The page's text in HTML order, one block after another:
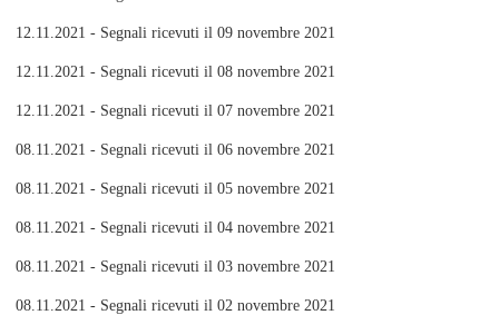
12.11.2021 - Segnali ricevuti il 09 novembre 2021
12.11.2021 - Segnali ricevuti il 08 novembre 2021
12.11.2021 - Segnali ricevuti il 07 novembre 2021
08.11.2021 - Segnali ricevuti il 06 novembre 2021
08.11.2021 - Segnali ricevuti il 05 novembre 2021
08.11.2021 - Segnali ricevuti il 04 novembre 2021
08.11.2021 - Segnali ricevuti il 03 novembre 2021
08.11.2021 - Segnali ricevuti il 02 novembre 2021